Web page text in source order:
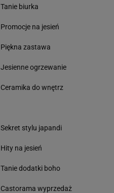
Tanie biurka
Promocje na jesień
Piękna zastawa
Jesienne ogrzewanie
Ceramika do wnętrz
Sekret stylu japandi
Hity na jesień
Tanie dodatki boho
Castorama wyprzedaż